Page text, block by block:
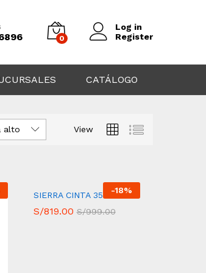
0
Log in
Register
CATÁLOGO
View
alto
-18%
SIERRA CINTA 350W
S/819.00 S/999.00
S/819.00 S/999.00